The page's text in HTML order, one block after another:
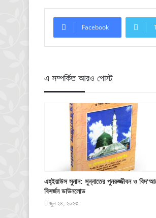
Facebook
এ সম্পর্কিত আরও পোস্ট
এহ্‌ইয়াউস সুনান: সুন্নাতের পুনরুজ্জীবন ও
বিসর্জন ডাউনলোড
জুন ২৪, ২০২৩